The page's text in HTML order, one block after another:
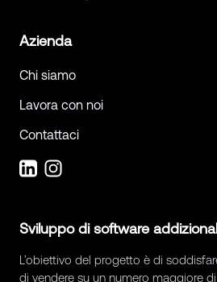
Azienda
Chi siamo
Lavora con noi
Contattaci
Sviluppo di software
L’obiettivo del progetto è di
di vendere su un numero maggiore